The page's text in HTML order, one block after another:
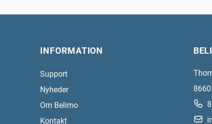
INFORMATION
Support
Nyheder
Om Belimo
Kontakt
8660